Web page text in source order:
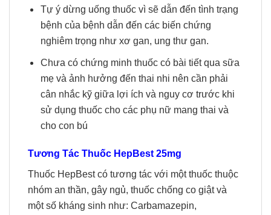
Tự ý dừng uống thuốc vì sẽ dẫn đến tình trạng
bệnh của bệnh dẫn đến các biến chứng
nghiêm trọng như xơ gan, ung thư gan.
Chưa có chứng minh thuốc có bài tiết qua sữa
mẹ và ảnh hưởng đến thai nhi nên cần phải
cân nhắc kỹ giữa lợi ích và nguy cơ trước khi
sử dụng thuốc cho các phụ nữ mang thai và
cho con bú
Tương Tác Thuốc HepBest 25mg
Thuốc HepBest có tương tác với một thuốc thuộc
nhóm an thần, gây ngủ, thuốc chống co giật và
một số kháng sinh như: Carbamazepin,